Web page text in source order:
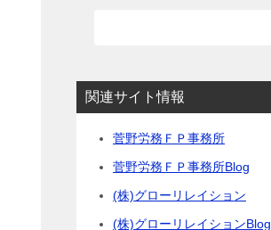
関連サイト情報
菅野労務ＦＰ事務所
菅野労務ＦＰ事務所Blog
(株)グローリレイション
(株)グローリレイションBlog